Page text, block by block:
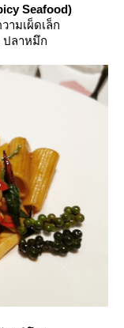
Seafood)
ามเผ็ดเล็ก
ปลาหมึก